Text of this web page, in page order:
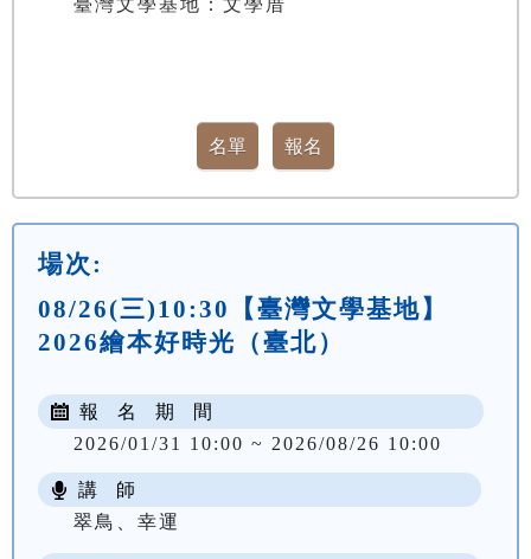
臺灣文學基地：文學厝
場次:
08/26(三)10:30【臺灣文學基地】
2026繪本好時光（臺北）
報 名 期 間
2026/01/31 10:00 ~ 2026/08/26 10:00
講 師
翠鳥、幸運